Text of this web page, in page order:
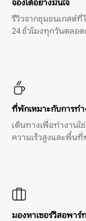
จองได้อย่างมั่นใจ
รีวิวจากชุมชนเกสต์ที่
24 ชั่วโมงทุกวันตลอ
ที่พักเหมาะกับการท
เดินทางเพื่อทำงานใ
ความเร็วสูงและพื้นที่
มองหาเซอร์วิสอพาร์